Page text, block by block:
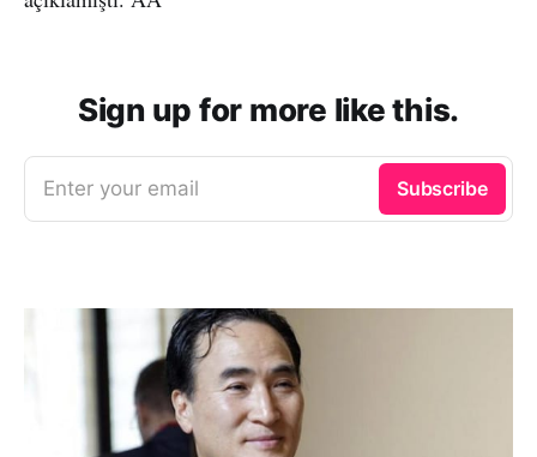
Sign up for more like this.
Enter your email Subscribe